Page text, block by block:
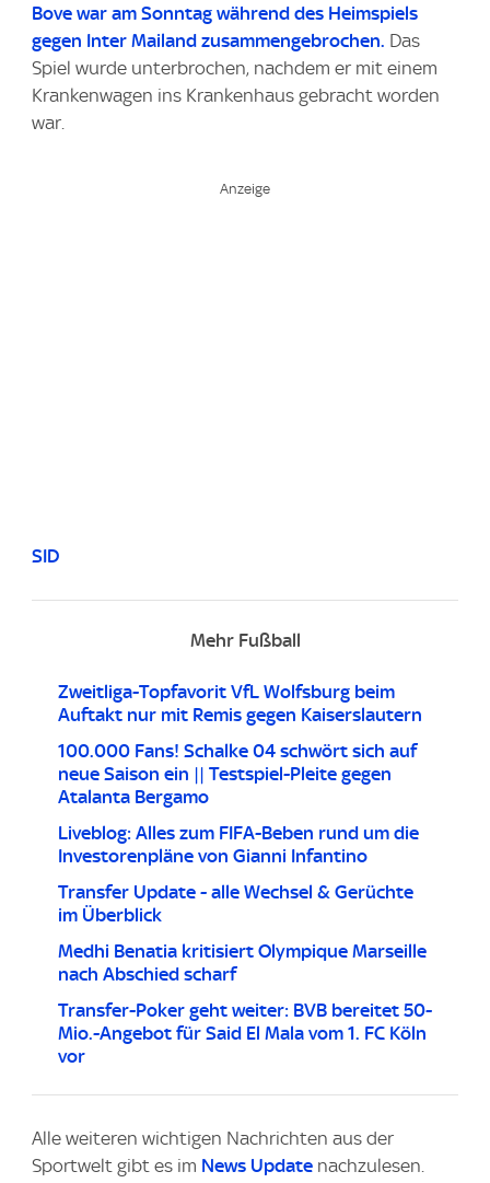
Bove war am Sonntag während des Heimspiels
gegen Inter Mailand zusammengebrochen. Das
Spiel wurde unterbrochen, nachdem er mit einem
Krankenwagen ins Krankenhaus gebracht worden
war.
SID
Mehr Fußball
Zweitliga-Topfavorit VfL Wolfsburg beim
Auftakt nur mit Remis gegen Kaiserslautern
100.000 Fans! Schalke 04 schwört sich auf
neue Saison ein || Testspiel-Pleite gegen
Atalanta Bergamo
Liveblog: Alles zum FIFA-Beben rund um die
Investorenpläne von Gianni Infantino
Transfer Update - alle Wechsel & Gerüchte
im Überblick
Medhi Benatia kritisiert Olympique Marseille
nach Abschied scharf
Transfer-Poker geht weiter: BVB bereitet 50-
Mio.-Angebot für Said El Mala vom 1. FC Köln
vor
Alle weiteren wichtigen Nachrichten aus der
Sportwelt gibt es im News Update nachzulesen.